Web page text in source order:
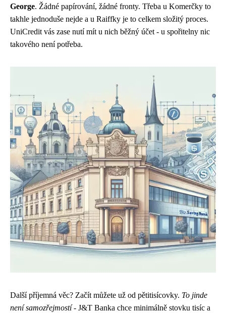
George. Žádné papírování, žádné fronty. Třeba u Komerčky to
takhle jednoduše nejde a u Raiffky je to celkem složitý proces.
UniCredit vás zase nutí mít u nich běžný účet - u spořitelny nic
takového není potřeba.
Další příjemná věc? Začít můžete už od pětitisícovky. To jinde
není samozřejmostí- J&T Banka chce minimálně stovku tisíc a